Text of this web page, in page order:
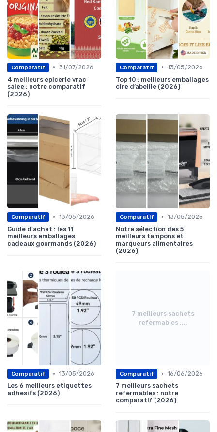
Comparatif • 31/07/2026
4 meilleurs epicerie vrac
salee : notre comparatif
(2026)
Comparatif • 13/05/2026
Top 10 : meilleurs emballages
cire d’abeille (2026)
Comparatif • 13/05/2026
Guide d'achat : les 11
meilleurs emballages
cadeaux gourmands (2026)
Comparatif • 13/05/2026
Notre sélection des 5
meilleurs tampons et
marqueurs alimentaires
(2026)
Comparatif • 13/05/2026
Les 6 meilleurs etiquettes
adhesifs (2026)
7 meilleurs sachets
refermables :...
Comparatif • 16/06/2026
7 meilleurs sachets
refermables : notre
comparatif (2026)